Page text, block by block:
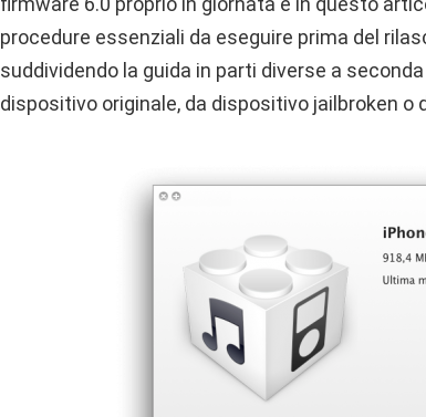
procedure essenziali da eseguire prima del
suddividendo la guida in parti diverse a
dispositivo originale, da dispositivo jailbroken o